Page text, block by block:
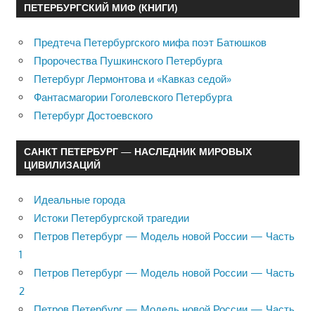
ПЕТЕРБУРГСКИЙ МИФ (КНИГИ)
Предтеча Петербургского мифа поэт Батюшков
Пророчества Пушкинского Петербурга
Петербург Лермонтова и «Кавказ седой»
Фантасмагории Гоголевского Петербурга
Петербург Достоевского
САНКТ ПЕТЕРБУРГ — НАСЛЕДНИК МИРОВЫХ
ЦИВИЛИЗАЦИЙ
Идеальные города
Истоки Петербургской трагедии
Петров Петербург — Модель новой России — Часть
1
Петров Петербург — Модель новой России — Часть
2